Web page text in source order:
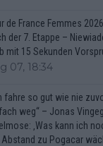
de France Femmes
der 7. Etappe –
mit 15 Sekunden
07, 18:34
fahre so gut wie nie
weg“ – Jonas
‚Was kann ich
Abstand zu Pogacar